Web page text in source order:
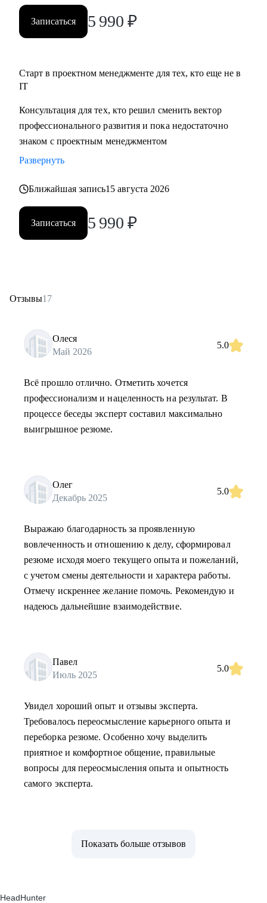
Записаться 5 990 ₽
Старт в проектном менеджменте для тех, кто еще не в
IT
Консультация для тех, кто решил сменить вектор
профессионального развития и пока недостаточно
знаком с проектным менеджментом
Развернуть
Ближайшая запись15 августа 2026
Записаться 5 990 ₽
Отзывы17
Олеся
Май 2026
5.0
Всё прошло отлично. Отметить хочется
профессионализм и нацеленность на результат. В
процессе беседы эксперт составил максимально
выигрышное резюме.
Олег
Декабрь 2025
5.0
Выражаю благодарность за проявленную
вовлеченность и отношению к делу, сформировал
резюме исходя моего текущего опыта и пожеланий,
с учетом смены деятельности и характера работы.
Отмечу искреннее желание помочь. Рекомендую и
надеюсь дальнейшие взаимодействие.
Павел
Июль 2025
5.0
Увидел хороший опыт и отзывы эксперта.
Требовалось переосмысление карьерного опыта и
переборка резюме. Особенно хочу выделить
приятное и комфортное общение, правильные
вопросы для переосмысления опыта и опытность
самого эксперта.
Показать больше отзывов
HeadHunter